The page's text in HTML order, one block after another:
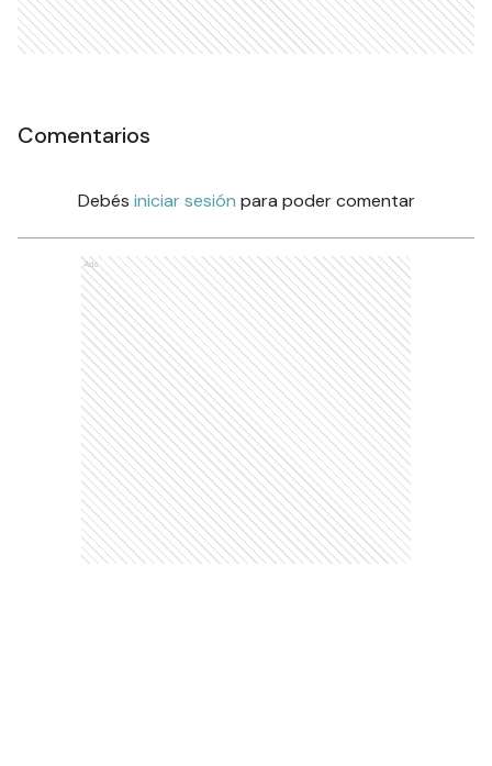
Comentarios
Debés iniciar sesión para poder comentar
Ads